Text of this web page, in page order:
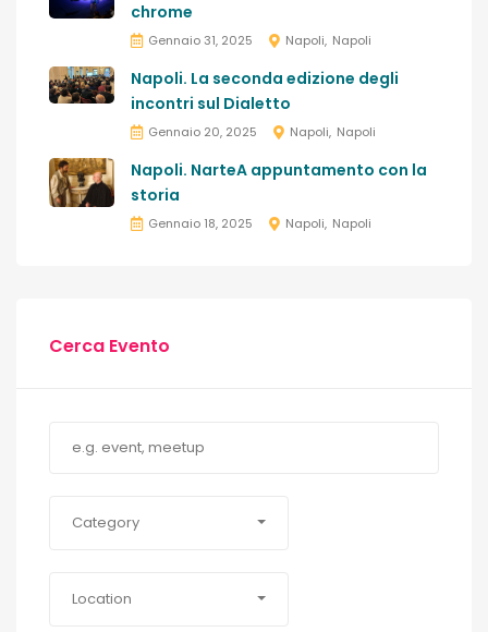
chrome
Gennaio 31, 2025 Napoli Napoli
Napoli. La seconda edizione degli
incontri sul Dialetto
Gennaio 20, 2025 Napoli Napoli
Napoli. NarteA appuntamento con la
storia
Gennaio 18, 2025 Napoli Napoli
Cerca Evento
Category
Location